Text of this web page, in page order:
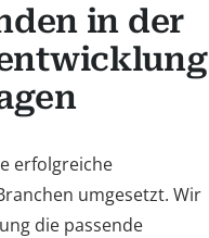
in der
erfolgreiche
umgesetzt. Wir
die passende